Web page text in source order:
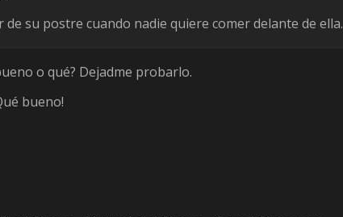
de su postre cuando nadie quiere comer delante de ella.
o qué? Dejadme probarlo.
bueno!